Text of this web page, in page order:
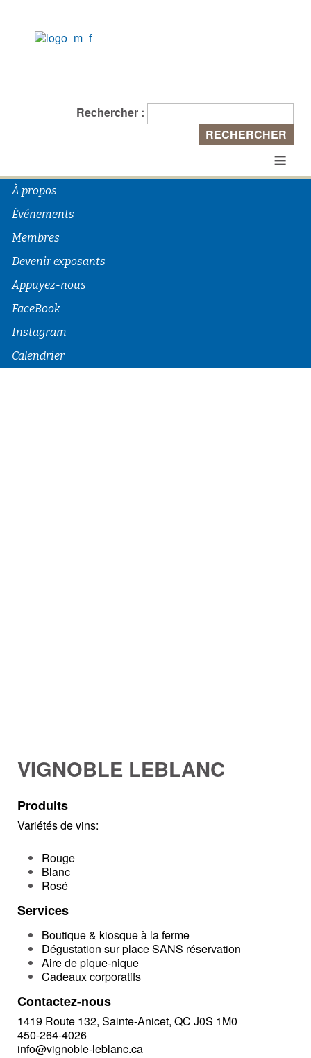
Rechercher :
≡
À propos
Événements
Membres
Devenir exposants
Appuyez-nous
FaceBook
Instagram
Calendrier
VIGNOBLE LEBLANC
Produits
Variétés de vins:
Rouge
Blanc
Rosé
Services
Boutique & kiosque à la ferme
Dégustation sur place SANS réservation
Aire de pique-nique
Cadeaux corporatifs
Contactez-nous
1419 Route 132, Sainte-Anicet, QC J0S 1M0
450-264-4026
info@vignoble-leblanc.ca